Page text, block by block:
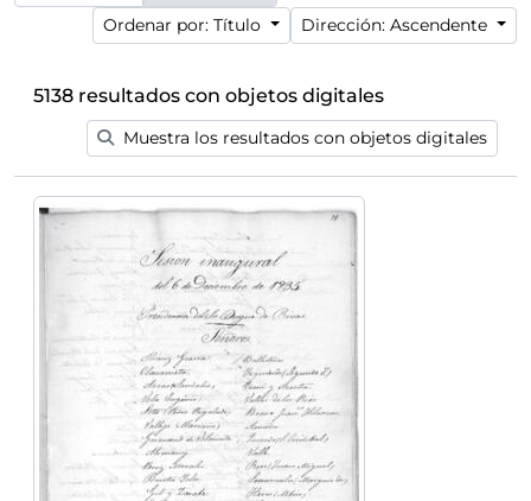
Ordenar por: Título
Dirección: Ascendente
5138 resultados con objetos digitales
Muestra los resultados con objetos digitales